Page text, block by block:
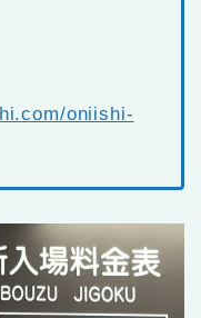
oniishi-